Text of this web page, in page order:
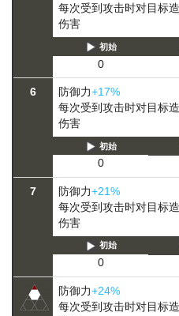
每次受到攻击时对目标
伤害
初始
0
6 防御力+17%
每次受到攻击时对目标
伤害
初始
0
7 防御力+21%
每次受到攻击时对目标
伤害
初始
0
防御力+24%
每次受到攻击时对目标